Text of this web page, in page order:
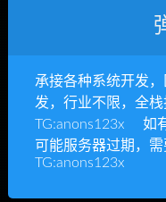
承接各种系统开发
发，行业不限，全
TG:anons123x 如
可能服务器过期，
TG:anons123x